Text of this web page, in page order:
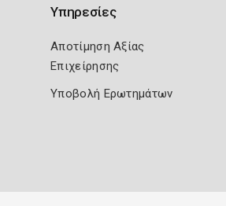
Υπηρεσίες
Αποτίμηση Αξίας
Επιχείρησης
Υποβολή Ερωτημάτων